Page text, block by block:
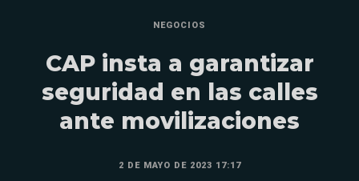
NEGOCIOS
CAP insta a garantizar
seguridad en las calles
ante movilizaciones
2 DE MAYO DE 2023 17:17